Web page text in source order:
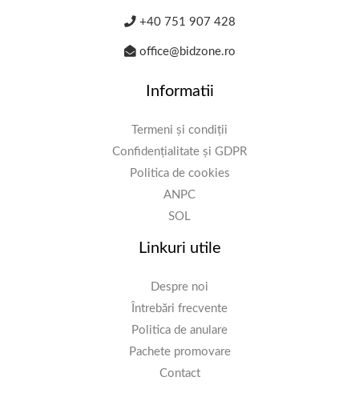
+40 751 907 428
office@bidzone.ro
Informatii
Termeni și condiții
Confidențialitate și GDPR
Politica de cookies
ANPC
SOL
Linkuri utile
Despre noi
Întrebări frecvente
Politica de anulare
Pachete promovare
Contact